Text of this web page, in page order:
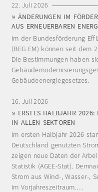
22. Juli 2026
ÄNDERUNGEN IM
AUS ERNEUERBAREN
Im der Bundesförderung
(BEG EM) können seit dem
Die Bestimmungen haben
Gebäudeenergiegesetzes.
16. Juli 2026
ERSTES HALBJAHR 2026:
IN ALLEN SEKTOREN
Im ersten Halbjahr 2026
Deutschland genutzten
zeigen neue Daten der
Statistik (AGEE-Stat).
Strom aus Wind-, Wasser-,
im Vorjahreszeitraum.…